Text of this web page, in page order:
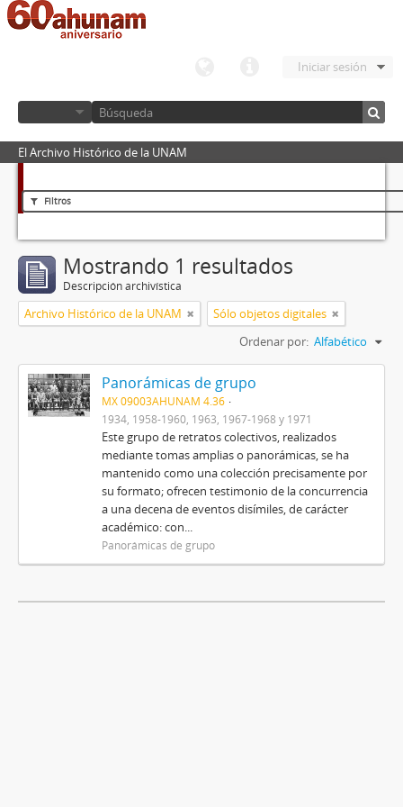
Iniciar sesión
El Archivo Histórico de la UNAM
Filtros
Mostrando 1 resultados
Descripción archivística
Archivo Histórico de la UNAM
Sólo objetos digitales
Ordenar por: Alfabético
Panorámicas de grupo
MX 09003AHUNAM 4.36
1934, 1958-1960, 1963, 1967-1968 y 1971
Este grupo de retratos colectivos, realizados
mediante tomas amplias o panorámicas, se ha
mantenido como una colección precisamente por
su formato; ofrecen testimonio de la concurrencia
a una decena de eventos disímiles, de carácter
académico: con...
Panorámicas de grupo